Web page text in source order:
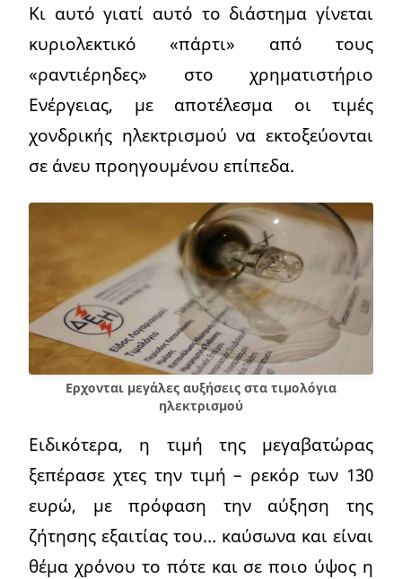
Κι αυτό γιατί αυτό το διάστημα γίνεται
κυριολεκτικό «πάρτι» από τους
«ραντιέρηδες» στο χρηματιστήριο
Ενέργειας, με αποτέλεσμα οι τιμές
χονδρικής ηλεκτρισμού να εκτοξεύονται
σε άνευ προηγουμένου επίπεδα.
Ερχονται μεγάλες αυξήσεις στα τιμολόγια
ηλεκτρισμού
Ειδικότερα, η τιμή της μεγαβατώρας
ξεπέρασε χτες την τιμή – ρεκόρ των 130
ευρώ, με πρόφαση την αύξηση της
ζήτησης εξαιτίας του… καύσωνα και είναι
θέμα χρόνου το πότε και σε ποιο ύψος η